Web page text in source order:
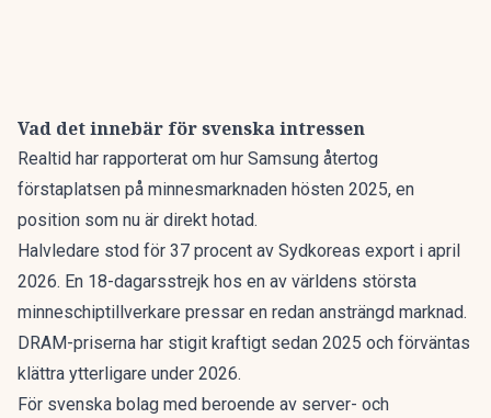
Vad det innebär för svenska intressen
Realtid har rapporterat om hur Samsung återtog
förstaplatsen på minnesmarknaden hösten 2025, en
position som nu är direkt hotad.
Halvledare stod för 37 procent av Sydkoreas export i april
2026. En 18-dagarsstrejk hos en av världens största
minneschiptillverkare pressar en redan ansträngd marknad.
DRAM-priserna har stigit kraftigt sedan 2025 och förväntas
klättra ytterligare under 2026.
För svenska bolag med beroende av server- och